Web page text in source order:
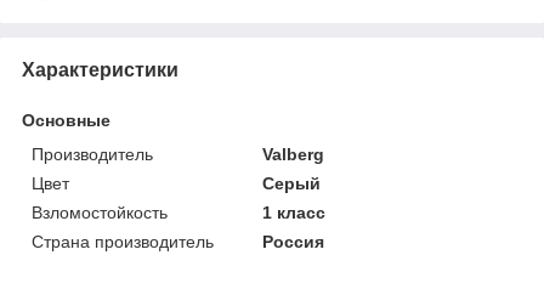
Характеристики
Основные
Производитель
Valberg
Цвет
Серый
Взломостойкость
1 класс
Страна производитель
Россия